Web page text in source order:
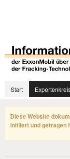
Start
Diese Website
initiiert und getragen